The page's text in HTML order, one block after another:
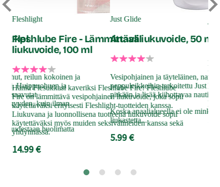
kpl
reilun kokoinen ja
Huippuohuen ja
saavutat
kuin ilman
huolimatta
Fleshlight
Fleshlube Fire - Lämmittävä
liukuvoide, 100 ml
Hanki Flesukkasi kaveriksi Fleshlube Fire! Fleshlube
Fire on lämmittävä vesipohjainen liukuvoide, joka sopii
käytettäväksi erityisesti Fleshlight-tuotteiden kanssa.
Liukuvana ja luonnollisena tuotteena liukuvoide sopii
käytettäväksi myös muiden seksivälineiden kanssa sekä
yhdynnässä.
14.99 €
Just Glide
Anaaliliukuvoide, 50 ml
Vesipohjainen ja täyteläinen,
peppuleikkeihin tarkoitettu Just
pitkään ja lisää kiihottavaa
Koska anaalialueella ei ole
liukastetta...
5.99 €